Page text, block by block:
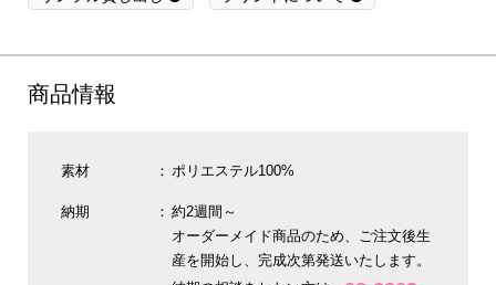
商品情報
素材 ポリエステル100%
納期
約2週間～
オーダーメイド商品のため、ご注文後生
産を開始し、完成次第発送いたします。